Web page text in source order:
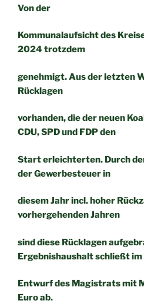
Von der
Kommunalaufsicht des
2024 trotzdem
genehmigt. Aus der letzten
Rücklagen
vorhanden, die der neuen
CDU, SPD und FDP den
Start erleichterten. Durch
der Gewerbesteuer in
diesem Jahr incl. hoher
vorhergehenden Jahren
sind diese Rücklagen
Ergebnishaushalt schließt im
Entwurf des Magistrats mit
Euro ab.